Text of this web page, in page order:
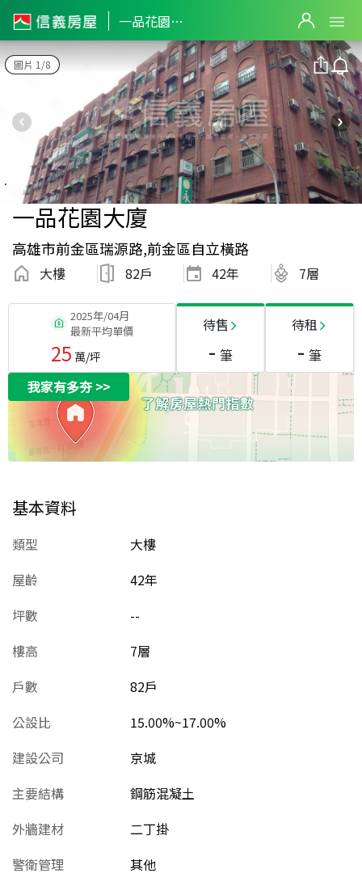
一品花園大廈
圖片 1/8
一品花園大廈
高雄市前金區瑞源路,前金區自立橫路
大樓 82戶 42年 7層
2025年/04月
最新平均單價
25 萬/坪
待售
- 筆
待租
- 筆
我家有多夯>>
基本資料
類型
大樓
屋齡
42年
坪數
--
樓高
7層
戶數
82戶
公設比
15.00%~17.00%
建設公司
京城
主要結構
鋼筋混凝土
外牆建材
二丁掛
警衛管理
其他